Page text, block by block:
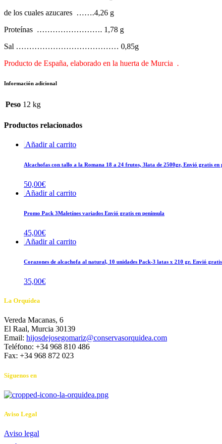
de los cuales azucares …….4,26 g
Proteínas ……………………. 1,78 g
Sal ………………………………… 0,85g
Producto de España, elaborado en la huerta de Murcia .
Información adicional
Peso 12 kg
Productos relacionados
Añadir al carrito
Alcachofas con tallo a la Romana 18 a 24 frutos, 3lata de 2500gr, Envió gratis en
50,00€
Añadir al carrito
Promo Pack 3Maletínes variados Envió gratis en península
45,00€
Añadir al carrito
Corazones de alcachofa al natural, 10 unidades Pack-3 latas x 210 gr. Envió
35,00€
La Orquídea
Vereda Macanas, 6
El Raal, Murcia 30139
Email: hijosdejosegomariz@conservasorquidea.com
Teléfono: +34 968 810 486
Fax: +34 968 872 023
Síguenos en
Aviso Legal
Aviso legal